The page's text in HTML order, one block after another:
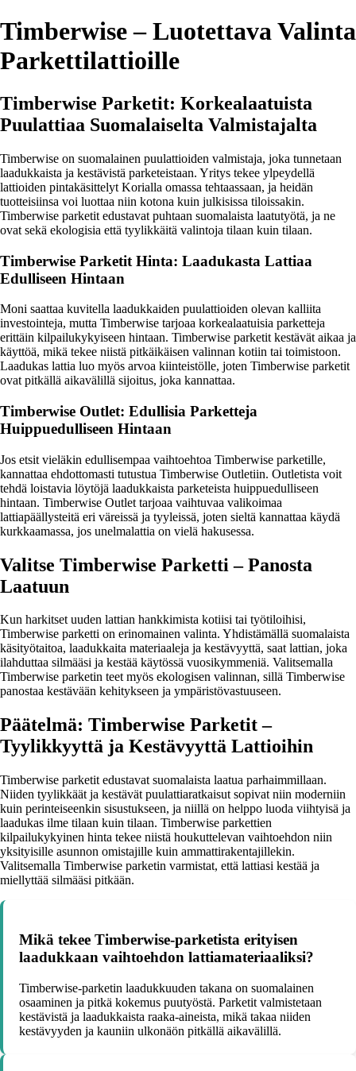
Timberwise – Luotettava Valinta
Parkettilattioille
Timberwise Parketit: Korkealaatuista
Puulattiaa Suomalaiselta Valmistajalta
Timberwise on suomalainen puulattioiden valmistaja, joka tunnetaan
laadukkaista ja kestävistä parketeistaan. Yritys tekee ylpeydellä
lattioiden pintakäsittelyt Korialla omassa tehtaassaan, ja heidän
tuotteisiinsa voi luottaa niin kotona kuin julkisissa tiloissakin.
Timberwise parketit edustavat puhtaan suomalaista laatutyötä, ja ne
ovat sekä ekologisia että tyylikkäitä valintoja tilaan kuin tilaan.
Timberwise Parketit Hinta: Laadukasta Lattiaa
Edulliseen Hintaan
Moni saattaa kuvitella laadukkaiden puulattioiden olevan kalliita
investointeja, mutta Timberwise tarjoaa korkealaatuisia parketteja
erittäin kilpailukykyiseen hintaan. Timberwise parketit kestävät aikaa ja
käyttöä, mikä tekee niistä pitkäikäisen valinnan kotiin tai toimistoon.
Laadukas lattia luo myös arvoa kiinteistölle, joten Timberwise parketit
ovat pitkällä aikavälillä sijoitus, joka kannattaa.
Timberwise Outlet: Edullisia Parketteja
Huippuedulliseen Hintaan
Jos etsit vieläkin edullisempaa vaihtoehtoa Timberwise parketille,
kannattaa ehdottomasti tutustua Timberwise Outletiin. Outletista voit
tehdä loistavia löytöjä laadukkaista parketeista huippuedulliseen
hintaan. Timberwise Outlet tarjoaa vaihtuvaa valikoimaa
lattiapäällysteitä eri väreissä ja tyyleissä, joten sieltä kannattaa käydä
kurkkaamassa, jos unelmalattia on vielä hakusessa.
Valitse Timberwise Parketti – Panosta
Laatuun
Kun harkitset uuden lattian hankkimista kotiisi tai työtiloihisi,
Timberwise parketti on erinomainen valinta. Yhdistämällä suomalaista
käsityötaitoa, laadukkaita materiaaleja ja kestävyyttä, saat lattian, joka
ilahduttaa silmääsi ja kestää käytössä vuosikymmeniä. Valitsemalla
Timberwise parketin teet myös ekologisen valinnan, sillä Timberwise
panostaa kestävään kehitykseen ja ympäristövastuuseen.
Päätelmä: Timberwise Parketit –
Tyylikkyyttä ja Kestävyyttä Lattioihin
Timberwise parketit edustavat suomalaista laatua parhaimmillaan.
Niiden tyylikkäät ja kestävät puulattiaratkaisut sopivat niin moderniin
kuin perinteiseenkin sisustukseen, ja niillä on helppo luoda viihtyisä ja
laadukas ilme tilaan kuin tilaan. Timberwise parkettien
kilpailukykyinen hinta tekee niistä houkuttelevan vaihtoehdon niin
yksityisille asunnon omistajille kuin ammattirakentajillekin.
Valitsemalla Timberwise parketin varmistat, että lattiasi kestää ja
miellyttää silmääsi pitkään.
Mikä tekee Timberwise-parketista erityisen
laadukkaan vaihtoehdon lattiamateriaaliksi?
Timberwise-parketin laadukkuuden takana on suomalainen
osaaminen ja pitkä kokemus puutyöstä. Parketit valmistetaan
kestävistä ja laadukkaista raaka-aineista, mikä takaa niiden
kestävyyden ja kauniin ulkonäön pitkällä aikavälillä.